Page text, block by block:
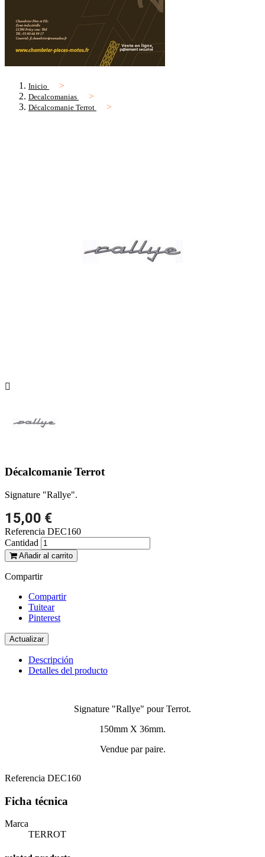
Inicio
Decalcomanias
Décalcomanie Terrot

Décalcomanie Terrot
Signature "Rallye".
15,00 €
Referencia DEC160
Cantidad
Añadir al carrito
Compartir
Compartir
Tuitear
Pinterest
Descripción
Detalles del producto
Signature "Rallye" pour Terrot.
150mm X 36mm.
Vendue par paire.
Referencia DEC160
Ficha técnica
Marca
TERROT